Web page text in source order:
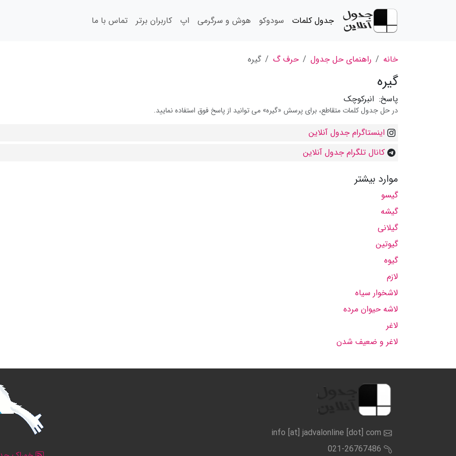
جدول کلمات سودوکو هوش و سرگرمی اپ کاربران برتر تماس با ما
خانه راهنمای حل جدول حرف گ گیره
گیره
پاسخ: انبرکوچک
در حل جدول کلمات متقاطع، برای پرسش «گیره» می توانید از پاسخ فوق استفاده نمایید.
اینستاگرام جدول آنلاین
کانال تلگرام جدول آنلاین
موارد بیشتر
گیسو
گیشه
گیلانی
گیوتین
گیوه
لازم
لاشخوار سیاه
لاشه حیوان مرده
لاغر
لاغر و ضعیف شدن
info [at] jadvalonline [dot] com
021-26767486